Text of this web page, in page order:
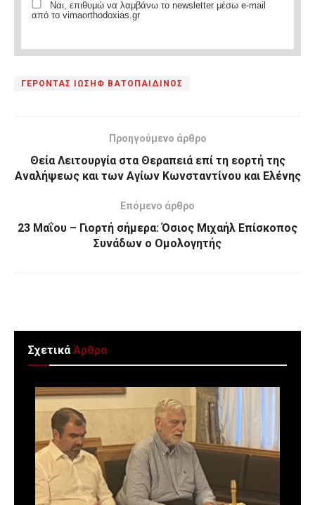
Ναι, επιθυμώ να λαμβάνω το newsletter μέσω e-mail
από το vimaorthodoxias.gr
ΓΕΡΟΝΤΑΣ ΙΩΣΗΦ ΒΑΤΟΠΑΙΔΙΝΟΣ
Προηγούμενο άρθρο
Θεία Λειτουργία στα Θεραπειά επί τη εορτή της
Αναλήψεως και των Αγίων Κωνσταντίνου και Ελένης
Επόμενο άρθρο
23 Μαΐου – Γιορτή σήμερα: Όσιος Μιχαήλ Επίσκοπος
Συνάδων ο Ομολογητής
ΣχετικάΆρθρα